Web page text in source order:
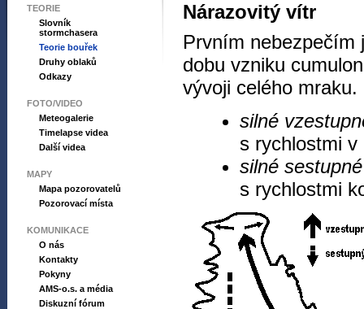
TEORIE
Slovník
stormchasera
Teorie bouřek
Druhy oblaků
Odkazy
FOTO/VIDEO
Meteogalerie
Timelapse videa
Další videa
MAPY
Mapa pozorovatelů
Pozorovací místa
KOMUNIKACE
O nás
Kontakty
Pokyny
AMS-o.s. a média
Diskuzní fórum
Nárazovitý vítr
Prvním nebezpečím
dobu vzniku
vývoji celého
silné
s rychlostmi
silné
s rychlostmi